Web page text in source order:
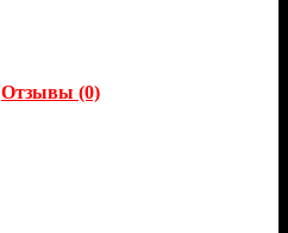
Отзывы (0)